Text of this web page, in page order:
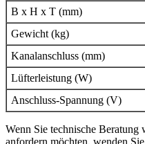
B x H x T (mm)
Gewicht (kg)
Kanalanschluss (mm)
Lüfterleistung (W)
Anschluss-Spannung (V)
Wenn Sie technische Beratung
anfordern möchten, wenden